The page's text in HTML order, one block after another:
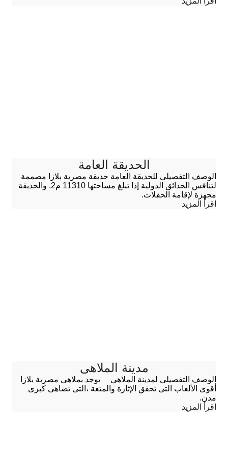
الحديقة العامة
الوصف التفصيلى للحديقة العامة حديقة مصرية بلازا مصممة
لتنافس الحدائق الدولية إذا تبلغ مساحتها 11310 م2. والحديقة
مجهزة لإقامة الحفلات.
اقرأ المزيد
مدينة الملاهى
الوصف التفصيلى لمدينة الملاهى يوجد بملاهى مصرية بلازا
أقوى الألعاب التى تحقق الإثارة والمتعة ،التى تضاهى كبرى
مدن.
اقرأ المزيد